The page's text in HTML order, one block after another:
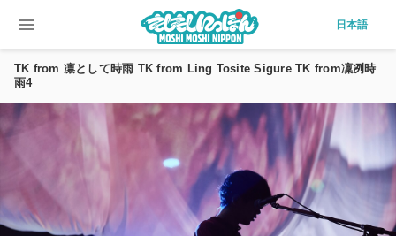
menu 日本語
TK from 凛として時雨 TK from Ling Tosite Sigure TK from凜冽時
雨4